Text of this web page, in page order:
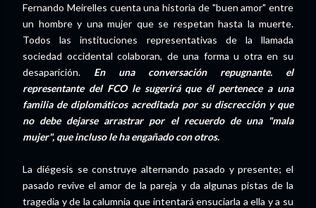
Fernando Meirelles cuenta una historia de "buen amor" entre
un hombre y una mujer que se respetan hasta la muerte.
Todos las instituciones representativas de la llamada
sociedad occidental colaboran, de una forma u otra en su
desaparición. En una conversación repugnante. el
representante del FCO le sugerirá que él pertenece a una
familia de diplomáticos acreditada por su discrección y que
no debe dejarse arrastrar por el recuerdo de una "mala
mujer", que incluso le ha engañado con otros.
La diégesis se construye alternando pasado y presente; el
pasado revive el amor de la pareja y da algunas pistas de la
tragedia y de la calumnia que intentará ensuciarla a ella y a su